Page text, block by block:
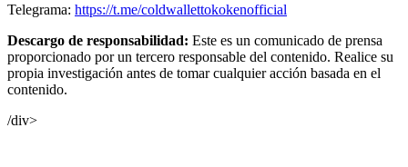
Telegrama: https://t.me/coldwallettokokenofficial
Descargo de responsabilidad: Este es un comunicado de prensa
proporcionado por un tercero responsable del contenido. Realice su
propia investigación antes de tomar cualquier acción basada en el
contenido.
/div>